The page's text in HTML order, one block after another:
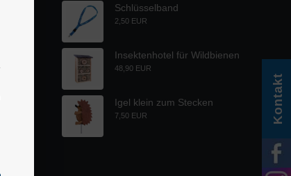
Kontakt
Schlüsselband
2,50 EUR
Insektenhotel für Wildbienen
48,90 EUR
Igel klein zum Stecken
7,50 EUR